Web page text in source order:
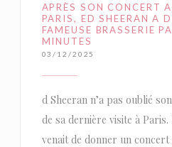
APRÈS SON CONCERT
PARIS, ED SHEERAN A
FAMEUSE BRASSERIE
MINUTES
03/12/2025
d Sheeran n’a pas oublié
de sa dernière visite à Paris.
venait de donner un